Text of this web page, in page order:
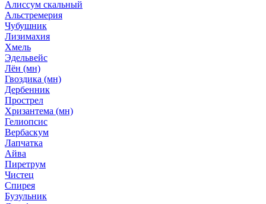
Алиссум скальный
Альстремерия
Чубушник
Лизимахия
Хмель
Эдельвейс
Лён (мн)
Гвоздика (мн)
Дербенник
Прострел
Хризантема (мн)
Гелиопсис
Вербаскум
Лапчатка
Айва
Пиретрум
Чистец
Спирея
Бузульник